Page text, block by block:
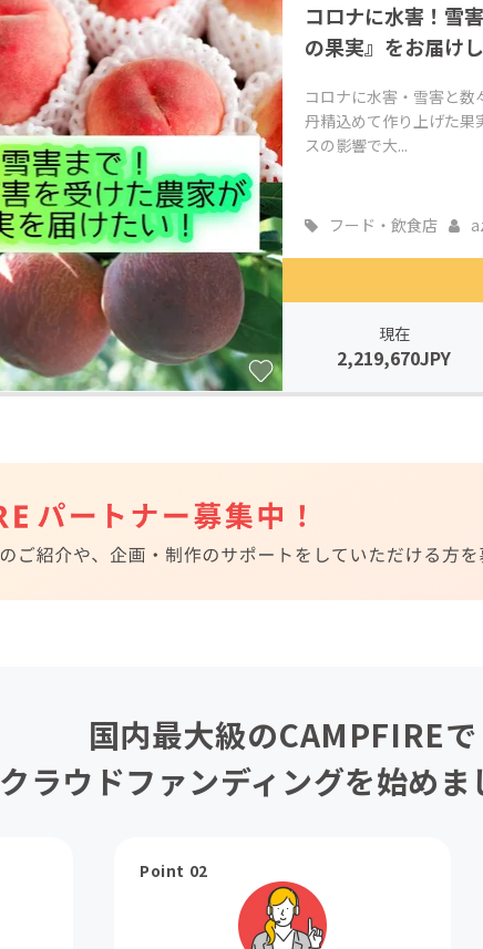
コロナに水害！雪
の果実』をお届け
コロナに水害・雪害と
丹精込めて作り上げた果
スの影響で大...
フード・飲食店
現在
2,219,670JPY
国内最大級のCAMPFIREで
クラウドファンディングを始めま
Point 02